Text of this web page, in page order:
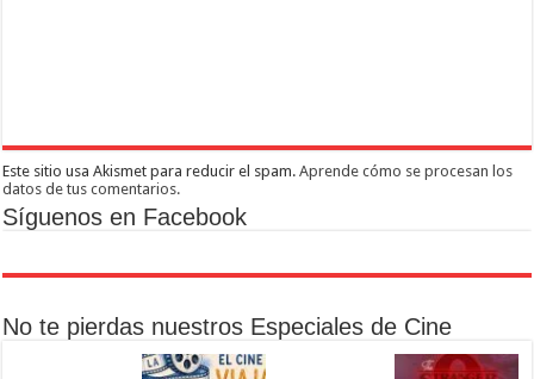
Este sitio usa Akismet para reducir el spam.Aprende cómo se procesan los
datos de tus comentarios.
Síguenos en Facebook
No te pierdas nuestros Especiales de Cine